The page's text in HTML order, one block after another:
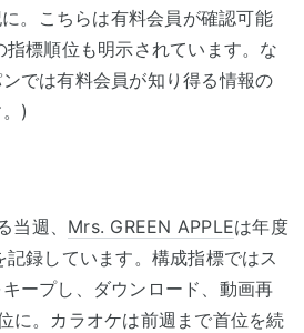
。こちらは有料会員が確認可能
標順位も明示されています。な
ンでは有料会員が知り得る情報の
)
週、 Mrs. GREEN APPLEは年度
録しています。構成指標ではス
ープし、ダウンロード、動画再
に。カラオケは前週まで首位を続